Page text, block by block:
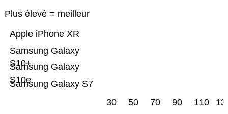
Plus élevé = meilleur
Samsung Galaxy S7
Samsung Galaxy
S10e
Samsung Galaxy
S10+
Apple iPhone XR
30 50 70 90 110